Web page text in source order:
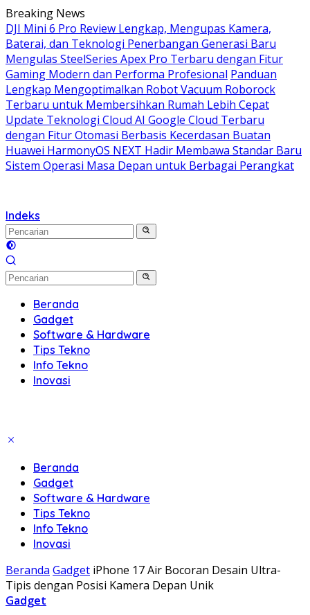
Langsung
ke
konten
Breaking News
DJI Mini 6 Pro Review Lengkap, Mengupas Kamera,
Baterai, dan Teknologi Penerbangan Generasi Baru
Mengulas SteelSeries Apex Pro Terbaru dengan Fitur
Gaming Modern dan Performa Profesional Panduan
Lengkap Mengoptimalkan Robot Vacuum Roborock
Terbaru untuk Membersihkan Rumah Lebih Cepat
Update Teknologi Cloud AI Google Cloud Terbaru
dengan Fitur Otomasi Berbasis Kecerdasan Buatan
Huawei HarmonyOS NEXT Hadir Membawa Standar Baru
Sistem Operasi Masa Depan untuk Berbagai Perangkat
Indeks
Beranda
Gadget
Software & Hardware
Tips Tekno
Info Tekno
Inovasi
Beranda
Gadget
Software & Hardware
Tips Tekno
Info Tekno
Inovasi
Beranda Gadget iPhone 17 Air Bocoran Desain Ultra-
Tipis dengan Posisi Kamera Depan Unik
Gadget